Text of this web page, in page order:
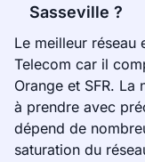
Sasseville ?
Le meilleur réseau
Telecom car il
Orange et SFR. La
à prendre avec
dépend de
saturation du